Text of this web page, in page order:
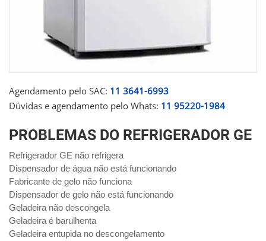
Agendamento pelo SAC: 11 3641-6993
Dúvidas e agendamento pelo Whats: 11 95220-1984
PROBLEMAS DO REFRIGERADOR GE
Refrigerador GE não refrigera
Dispensador de água não está funcionando
Fabricante de gelo não funciona
Dispensador de gelo não está funcionando
Geladeira não descongela
Geladeira é barulhenta
Geladeira entupida no descongelamento